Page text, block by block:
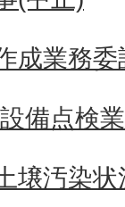
成業務委
備点検
壌汚染